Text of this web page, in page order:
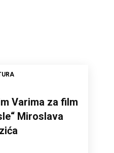
Varima za film
Miroslava